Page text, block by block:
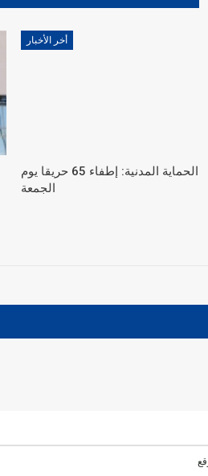
أخر الأخبار
الحماية المدنية: إطفاء 65 حريقا يوم
الجمعة